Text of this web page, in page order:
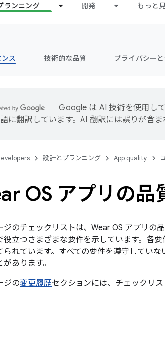
ランニング 開発 もっと
ス 技術的な品質 プライバシー
Google は AI 技術を使用し
に翻訳しています。AI 翻訳には誤りが含ま
設計とプランニング App quality
OS アプリの品
ジのチェックリストは、Wear OS アプリの品
役立つさまざまな要件を示しています。各
られています。すべての要件を遵守してい
あります。
ジの変更履歴セクションには、チェックリ